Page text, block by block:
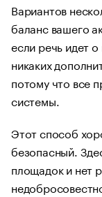
Вариантов
баланс вашего
если речь идет
никаких
потому что все
системы.
Этот способ
безопасный.
площадок и нет